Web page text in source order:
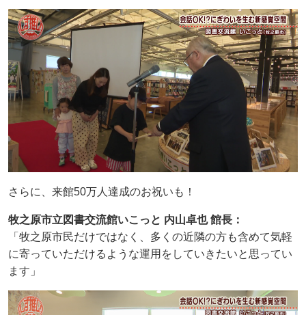
さらに、来館50万人達成のお祝いも！
牧之原市立図書交流館いこっと 内山卓也 館長：
「牧之原市民だけではなく、多くの近隣の方も含めて気軽
に寄っていただけるような運用をしていきたいと思ってい
ます」